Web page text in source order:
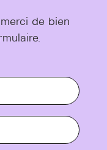
de bien